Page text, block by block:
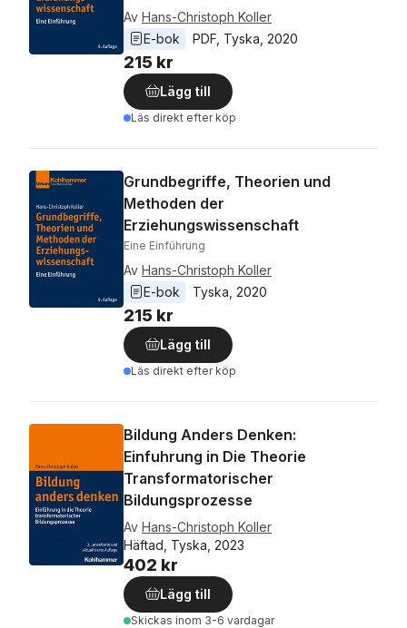
Av Hans-Christoph Koller
E-bok
PDF Tyska 2020
215 kr
Lägg till
Läs direkt efter köp
Grundbegriffe, Theorien und
Methoden der
Erziehungswissenschaft
Eine Einführung
Av Hans-Christoph Koller
E-bok
Tyska 2020
215 kr
Lägg till
Läs direkt efter köp
Bildung Anders Denken:
Einfuhrung in Die Theorie
Transformatorischer
Bildungsprozesse
Av Hans-Christoph Koller
Häftad, Tyska, 2023
402 kr
Lägg till
Skickas inom 3-6 vardagar